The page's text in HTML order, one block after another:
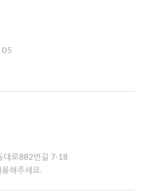
대로882번길 7-18
해주세요.